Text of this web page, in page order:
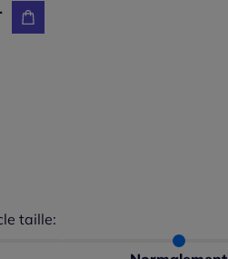
confortable
: taille:
du taillant selon les avis clients